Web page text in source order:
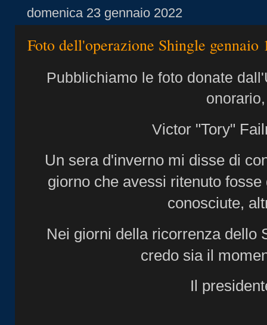
domenica 23 gennaio 2022
Foto dell'operazione Shingle gennaio
Pubblichiamo le foto donate
onorario,
Victor "Tory"
Un sera d'inverno mi disse di
giorno che avessi ritenuto
conosciute,
Nei giorni della ricorrenza dello
credo sia il
Il